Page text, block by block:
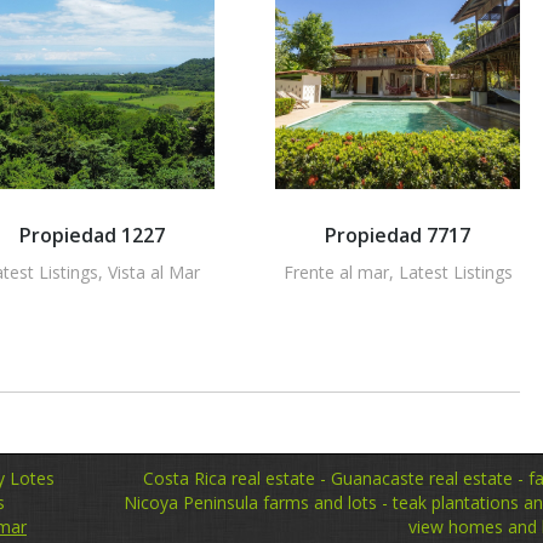
Propiedad 1227
Listings,Vista al Mar
Propiedad 7717
Frente al mar, Latest Listings
Lotes
Costa Rica real estate - Guanacaste real estate -
Nicoya Peninsula farms and lots - teak plantations
view homes